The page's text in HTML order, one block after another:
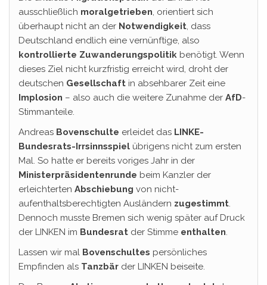
ausschließlich moralgetrieben, orientiert sich
überhaupt nicht an der Notwendigkeit, dass
Deutschland endlich eine vernünftige, also
kontrollierte Zuwanderungspolitik benötigt. Wenn
dieses Ziel nicht kurzfristig erreicht wird, droht der
deutschen Gesellschaft in absehbarer Zeit eine
Implosion – also auch die weitere Zunahme der AfD-
Stimmanteile.
Andreas Bovenschulte erleidet das LINKE-
Bundesrats-Irrsinnsspiel übrigens nicht zum ersten
Mal. So hatte er bereits voriges Jahr in der
Ministerpräsidentenrunde beim Kanzler der
erleichterten Abschiebung von nicht-
aufenthaltsberechtigten Ausländern zugestimmt.
Dennoch musste Bremen sich wenig später auf Druck
der LINKEN im Bundesrat der Stimme enthalten.
Lassen wir mal Bovenschultes persönliches
Empfinden als Tanzbär der LINKEN beiseite.